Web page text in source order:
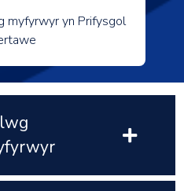
myfyrwyr yn Prifysgol